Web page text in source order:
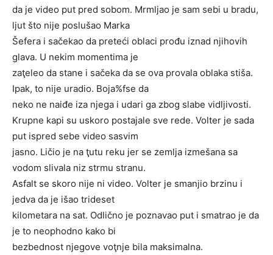
da je video put pred sobom. Mrmljao je sam sebi u bradu,
ljut što nije poslušao Marka
Šefera i sačekao da preteći oblaci prođu iznad njihovih
glava. U nekim momentima je
zaţeleo da stane i sačeka da se ova provala oblaka stiša.
Ipak, to nije uradio. Boja%fse da
neko ne naiđe iza njega i udari ga zbog slabe vidljivosti.
Krupne kapi su uskoro postajale sve rede. Volter je sada
put ispred sebe video sasvim
jasno. Ličio je na ţutu reku jer se zemlja izmešana sa
vodom slivala niz strmu stranu.
Asfalt se skoro nije ni video. Volter je smanjio brzinu i
jedva da je išao trideset
kilometara na sat. Odlično je poznavao put i smatrao je da
je to neophodno kako bi
bezbednost njegove voţnje bila maksimalna.